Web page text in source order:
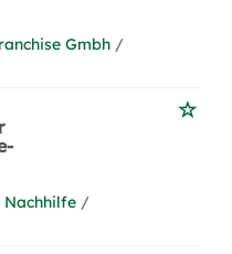
Gmbh /
Nachhilfe /